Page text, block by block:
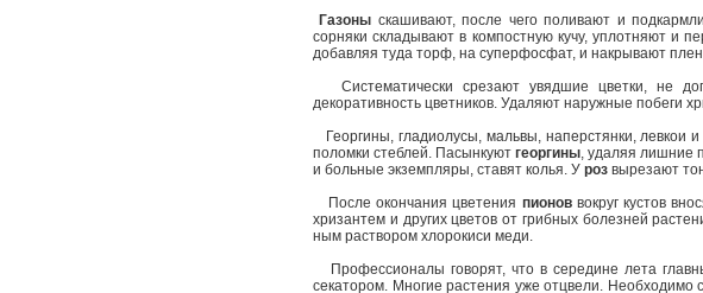
Газоны скашивают, после чего поливают и
сорняки складывают в компостную кучу, уплотняют и
добавляя туда торф, на суперфосфат, и накрывают
Систематически срезают увядшие цветки, не
декоративность цветников. Удаляют наружные побеги
Георгины, гладиолусы, мальвы, наперстянки, левкои
поломки стеблей. Пасынкуют георгины, удаляя лишние
и больные экземпляры, ставят колья. У роз вырезают
После окончания цветения пионоввокруг кустов
хризантем и других цветов от грибных болезней
ным раствором хлорокиси меди.
Профессионалы говорят, что в середине лета
секатором. Многие растения уже отцвели.